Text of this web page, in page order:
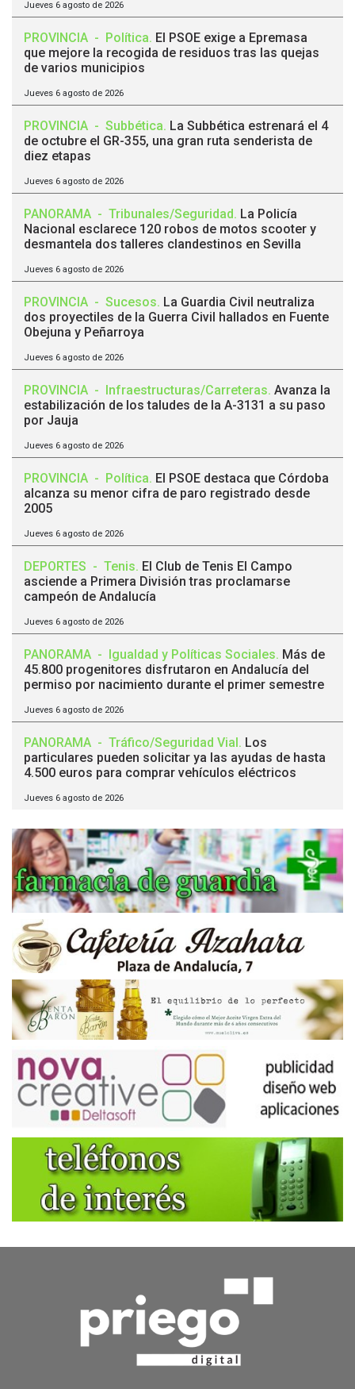
Jueves 6 agosto de 2026
PROVINCIA - Política. El PSOE exige a Epremasa
que mejore la recogida de residuos tras las quejas
de varios municipios
Jueves 6 agosto de 2026
PROVINCIA - Subbética. La Subbética estrenará el 4
de octubre el GR-355, una gran ruta senderista de
diez etapas
Jueves 6 agosto de 2026
PANORAMA - Tribunales/Seguridad. La Policía
Nacional esclarece 120 robos de motos scooter y
desmantela dos talleres clandestinos en Sevilla
Jueves 6 agosto de 2026
PROVINCIA - Sucesos. La Guardia Civil neutraliza
dos proyectiles de la Guerra Civil hallados en Fuente
Obejuna y Peñarroya
Jueves 6 agosto de 2026
PROVINCIA - Infraestructuras/Carreteras. Avanza la
estabilización de los taludes de la A-3131 a su paso
por Jauja
Jueves 6 agosto de 2026
PROVINCIA - Política. El PSOE destaca que Córdoba
alcanza su menor cifra de paro registrado desde
2005
Jueves 6 agosto de 2026
DEPORTES - Tenis. El Club de Tenis El Campo
asciende a Primera División tras proclamarse
campeón de Andalucía
Jueves 6 agosto de 2026
PANORAMA - Igualdad y Políticas Sociales. Más de
45.800 progenitores disfrutaron en Andalucía del
permiso por nacimiento durante el primer semestre
Jueves 6 agosto de 2026
PANORAMA - Tráfico/Seguridad Vial . Los
particulares pueden solicitar ya las ayudas de hasta
4.500 euros para comprar vehículos eléctricos
Jueves 6 agosto de 2026